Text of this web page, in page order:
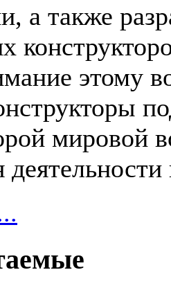
а также
этому
мировой